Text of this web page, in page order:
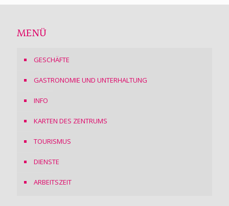
MENÜ
GESCHÄFTE
GASTRONOMIE UND UNTERHALTUNG
INFO
KARTEN DES ZENTRUMS
TOURISMUS
DIENSTE
ARBEITSZEIT